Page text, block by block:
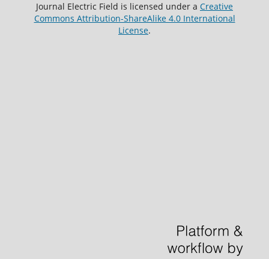
Journal Electric Field is licensed under a Creative
Commons Attribution-ShareAlike 4.0 International
License.